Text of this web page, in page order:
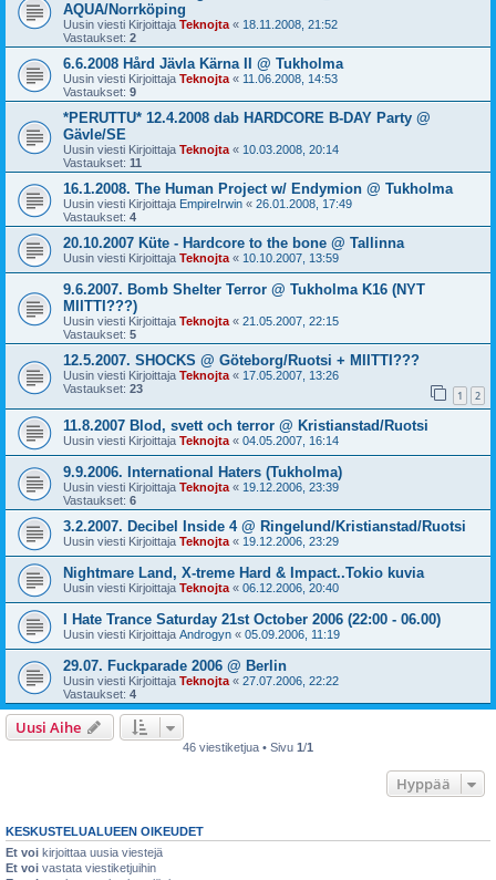
AQUA/Norrköping
Uusin viesti Kirjoittaja Teknojta « 18.11.2008, 21:52
Vastaukset: 2
6.6.2008 Hård Jävla Kärna II @ Tukholma
Uusin viesti Kirjoittaja Teknojta « 11.06.2008, 14:53
Vastaukset: 9
*PERUTTU* 12.4.2008 dab HARDCORE B-DAY Party @
Gävle/SE
Uusin viesti Kirjoittaja Teknojta « 10.03.2008, 20:14
Vastaukset: 11
16.1.2008. The Human Project w/ Endymion @ Tukholma
Uusin viesti Kirjoittaja EmpireIrwin « 26.01.2008, 17:49
Vastaukset: 4
20.10.2007 Küte - Hardcore to the bone @ Tallinna
Uusin viesti Kirjoittaja Teknojta « 10.10.2007, 13:59
9.6.2007. Bomb Shelter Terror @ Tukholma K16 (NYT
MIITTI???)
Uusin viesti Kirjoittaja Teknojta « 21.05.2007, 22:15
Vastaukset: 5
12.5.2007. SHOCKS @ Göteborg/Ruotsi + MIITTI???
Uusin viesti Kirjoittaja Teknojta « 17.05.2007, 13:26
Vastaukset: 23 1 2
11.8.2007 Blod, svett och terror @ Kristianstad/Ruotsi
Uusin viesti Kirjoittaja Teknojta « 04.05.2007, 16:14
9.9.2006. International Haters (Tukholma)
Uusin viesti Kirjoittaja Teknojta « 19.12.2006, 23:39
Vastaukset: 6
3.2.2007. Decibel Inside 4 @ Ringelund/Kristianstad/Ruotsi
Uusin viesti Kirjoittaja Teknojta « 19.12.2006, 23:29
Nightmare Land, X-treme Hard & Impact..Tokio kuvia
Uusin viesti Kirjoittaja Teknojta « 06.12.2006, 20:40
I Hate Trance Saturday 21st October 2006 (22:00 - 06.00)
Uusin viesti Kirjoittaja Androgyn « 05.09.2006, 11:19
29.07. Fuckparade 2006 @ Berlin
Uusin viesti Kirjoittaja Teknojta « 27.07.2006, 22:22
Vastaukset: 4
Uusi Aihe
46 viestiketjua • Sivu 1/1
Hyppää
KESKUSTELUALUEEN OIKEUDET
Et voi kirjoittaa uusia viestejä
Et voi vastata viestiketjuihin